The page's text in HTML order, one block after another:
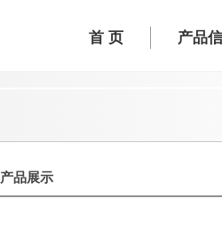
首 页 产品
产品展示